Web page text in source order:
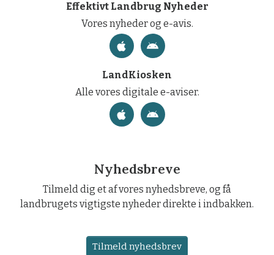
Effektivt Landbrug Nyheder
Vores nyheder og e-avis.
LandKiosken
Alle vores digitale e-aviser.
Nyhedsbreve
Tilmeld dig et af vores nyhedsbreve, og få
landbrugets vigtigste nyheder direkte i indbakken.
Tilmeld nyhedsbrev